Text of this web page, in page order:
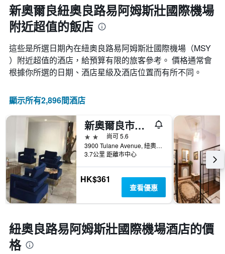
期
的
天
數
此
圖
表
具
軸，
平
均
價
格
新奧爾良紐奧良路易阿姆斯壯國際機場
附近超值的飯店
這些是所選日期內在紐奧良路易阿姆斯壯國際機場​（MSY​
）附近超值的酒店，給預算有限的旅客參考。 價格通常會
根據你所選的日期、酒店星級及酒店位置而有所不同。
顯示所有2,896間酒店
新奧爾良市中城酒店
2星級
尚可 5.6
3900 Tulane Avenue, 紐奧良, LA, 美國
3.7公里 距離市中心
HK$361
查看優惠
紐奧良路易阿姆斯壯國際機場酒店的價
格